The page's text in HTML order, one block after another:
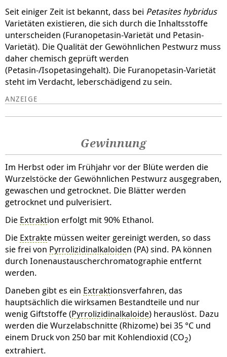
Seit einiger Zeit ist bekannt, dass bei Petasites hybridus
Varietäten existieren, die sich durch die Inhaltsstoffe
unterscheiden (Furanopetasin-Varietät und Petasin-
Varietät). Die Qualität der Gewöhnlichen Pestwurz muss
daher chemisch geprüft werden
(Petasin-/Isopetasingehalt). Die Furanopetasin-Varietät
steht im Verdacht, leberschädigend zu sein.
Gewinnung
Im Herbst oder im Frühjahr vor der Blüte werden die
Wurzelstöcke der Gewöhnlichen Pestwurz ausgegraben,
gewaschen und getrocknet. Die Blätter werden
getrocknet und pulverisiert.
Die Extraktion erfolgt mit 90% Ethanol.
Die Extrakte müssen weiter gereinigt werden, so dass
sie frei von Pyrrolizidinalkaloiden (PA) sind. PA können
durch Ionenaustauscherchromatographie entfernt
werden.
Daneben gibt es ein Extraktionsverfahren, das
hauptsächlich die wirksamen Bestandteile und nur
wenig Giftstoffe (Pyrrolizidinalkaloide) herauslöst. Dazu
werden die Wurzelabschnitte (Rhizome) bei 35 °C und
einem Druck von 250 bar mit Kohlendioxid (CO2)
extrahiert.